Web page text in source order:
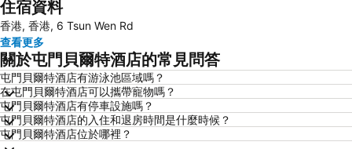
福田區
香港國際機場
東涌
元朗
紅磡
天水圍
Wan Chai Metro Station
海洋公園
深水埗區
黃金海岸
香港迪士尼樂園
新界
住宿資料
香港, 香港, 6 Tsun Wen Rd
查看更多
關於屯門貝爾特酒店的常見問答
屯門貝爾特酒店有游泳池區域嗎？
在屯門貝爾特酒店可以攜帶寵物嗎？
屯門貝爾特酒店有停車設施嗎？
屯門貝爾特酒店的入住和退房時間是什麼時候？
屯門貝爾特酒店位於哪裡？